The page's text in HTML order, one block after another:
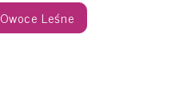
Owoce Leśne